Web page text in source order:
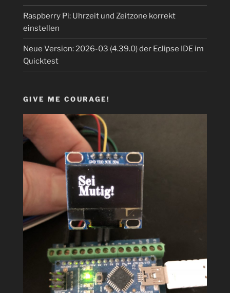
Raspberry Pi: Uhrzeit und Zeitzone korrekt
einstellen
Neue Version: 2026-03 (4.39.0) der Eclipse IDE im
Quicktest
GIVE ME COURAGE!